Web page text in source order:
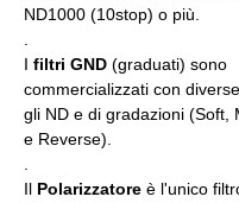
ND1000 (10stop) o più.
I filtri GND (graduati) sono
commercializzati con
gli ND e di gradazioni (Soft,
e Reverse).
Il Polarizzatore è l'unico